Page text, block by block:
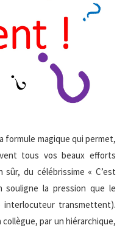
formule magique qui permet,
tous vos beaux efforts
sûr, du célébrissime « C’est
souligne la pression que le
transmettent).
collègue, par un hiérarchique,